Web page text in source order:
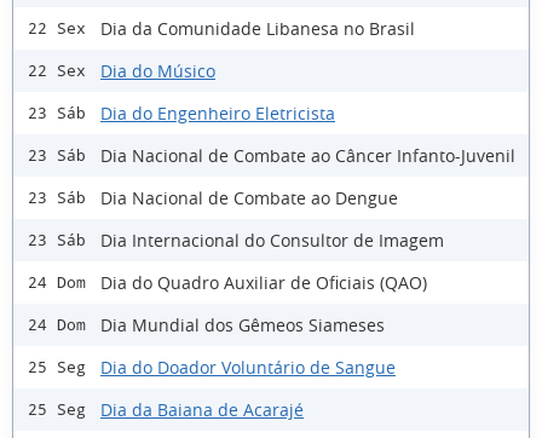
22 Sex Dia da Comunidade Libanesa no Brasil
22 Sex Dia do Músico
23 Sáb Dia do Engenheiro Eletricista
23 Sáb Dia Nacional de Combate ao Câncer Infanto-Juvenil
23 Sáb Dia Nacional de Combate ao Dengue
23 Sáb Dia Internacional do Consultor de Imagem
24 Dom Dia do Quadro Auxiliar de Oficiais (QAO)
24 Dom Dia Mundial dos Gêmeos Siameses
25 Seg Dia do Doador Voluntário de Sangue
25 Seg Dia da Baiana de Acarajé